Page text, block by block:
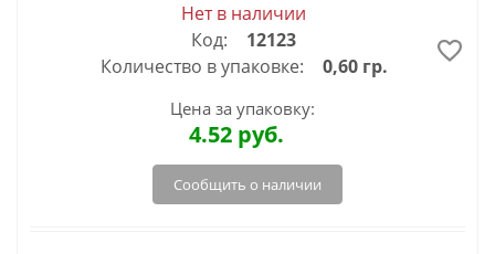
Нет в наличии
Код:
12123
Количество в упаковке:
0,60 гр.
Цена за упаковку:
4.52 руб.
Сообщить о наличии